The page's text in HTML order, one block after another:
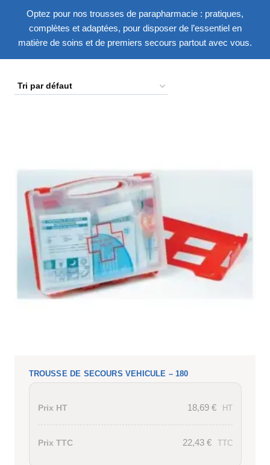
Optez pour nos trousses de parapharmacie : pratiques,
complètes et adaptées, pour disposer de l’essentiel en
matière de soins et de premiers secours partout avec vous.
TROUSSE DE SECOURS VEHICULE – 180
Prix HT 18,69 € HT
Prix TTC 22,43 € TTC